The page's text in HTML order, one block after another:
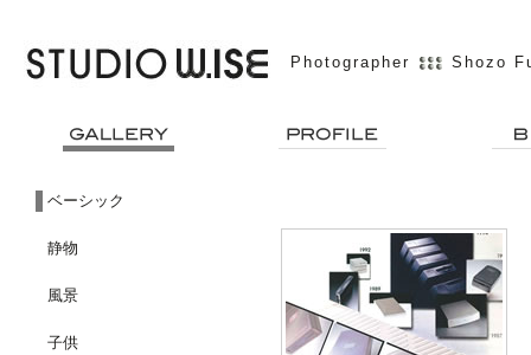
Photographer Shozo
ベーシック
静物
風景
子供